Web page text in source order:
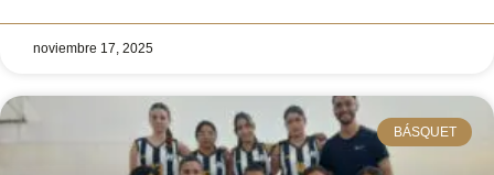
noviembre 17, 2025
BÁSQUET